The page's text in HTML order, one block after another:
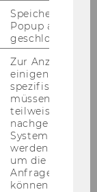
Speichert ob ein
Popup
geschlossen
Zur Anzeige von
einigen WU-
spezifischen
müssen
teilweise von
nachgelagerten
System
werden.
um die Antwort
Anfrage
können.